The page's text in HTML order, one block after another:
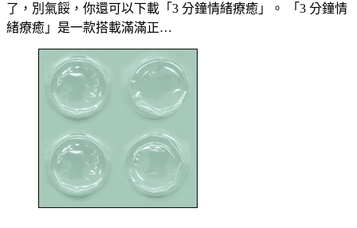
了，別氣餒，你還可以下載「3 分鐘情緒療癒」。 「3 分鐘情
緒療癒」是一款搭載滿滿正…